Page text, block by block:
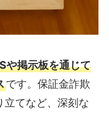
や掲示板を通じて
です。保証金詐欺
立てなど、深刻な